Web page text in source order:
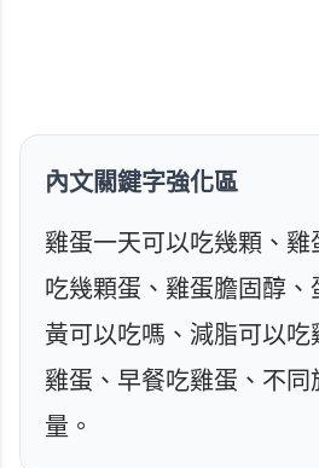
內文關鍵字強化區
雞蛋一天可以吃幾顆、雞
吃幾顆蛋、雞蛋膽固醇、
黃可以吃嗎、減脂可以
雞蛋、早餐吃雞蛋、不同
量。